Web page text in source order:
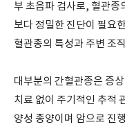
부 초음파 검사로, 혈관종
보다 정밀한 진단이 필요
혈관종의 특성과 주변 조
대부분의 간혈관종은 증
치료 없이 주기적인 추적
양성 종양이며 암으로 진